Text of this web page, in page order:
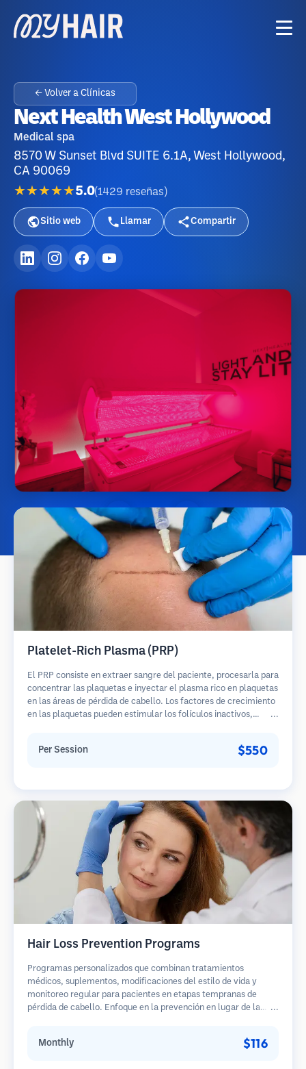
← Volver a Clínicas
Next Health West Hollywood
Medical spa
8570 W Sunset Blvd SUITE 6.1A, West Hollywood,
CA 90069
★★★★★5.0(1429 reseñas )
Sitio web Llamar Compartir
Platelet-Rich Plasma (PRP)
El PRP consiste en extraer sangre del paciente, procesarla para
concentrar las plaquetas e inyectar el plasma rico en plaquetas
en las áreas de pérdida de cabello. Los factores de crecimiento
en las plaquetas pueden estimular los folículos inactivos,
sesiones.
Per Session $550
Hair Loss Prevention Programs
Programas personalizados que combinan tratamientos
médicos, suplementos, modificaciones del estilo de vida y
monitoreo regular para pacientes en etapas tempranas de
pérdida de cabello. Enfoque en la prevención en lugar de la
Monthly $116